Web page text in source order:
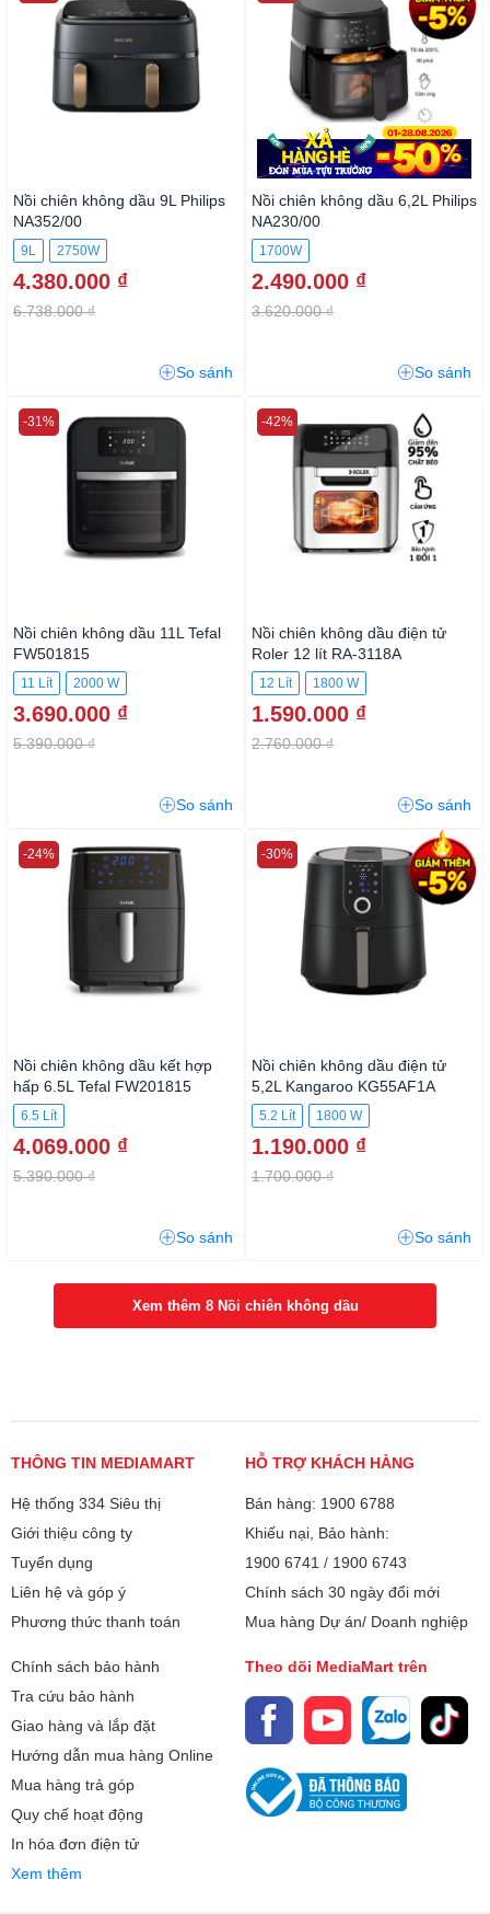
Nồi chiên không dầu 9L Philips
NA352/00
9L 2750W
4.380.000 ₫
6.738.000 ₫
So sánh
Nồi chiên không dầu 6,2L
Philips NA230/00
1700W
2.490.000 ₫
3.620.000 ₫
So sánh
Nồi chiên không dầu 11L Tefal
FW501815
11 Lít 2000 W
3.690.000 ₫
5.390.000 ₫
-31%
So sánh
Nồi chiên không dầu điện tử
Roler 12 lít RA-3118A
12 Lít 1800 W
1.590.000 ₫
2.760.000 ₫
-42%
So sánh
Nồi chiên không dầu kết hợp
hấp 6.5L Tefal FW201815
6.5 Lít
4.069.000 ₫
5.390.000 ₫
-24%
So sánh
Nồi chiên không dầu điện tử
5,2L Kangaroo KG55AF1A
5.2 Lít 1800 W
1.190.000 ₫
1.700.000 ₫
-30%
So sánh
Xem thêm 8 Nồi chiên không dầu
THÔNG TIN MEDIAMART
Hệ thống 334 Siêu thị
Giới thiệu công ty
Tuyển dụng
Liên hệ và góp ý
Phương thức thanh toán
HỖ TRỢ KHÁCH HÀNG
Bán hàng: 1900 6788
Khiếu nại, Bảo hành:
1900 6741 / 1900 6743
Chính sách 30 ngày đổi mới
Mua hàng Dự án/ Doanh nghiệp
Chính sách bảo hành
Tra cứu bảo hành
Giao hàng và lắp đặt
Hướng dẫn mua hàng Online
Mua hàng trả góp
Quy chế hoạt động
In hóa đơn điện tử
Xem thêm
Theo dõi MediaMart trên